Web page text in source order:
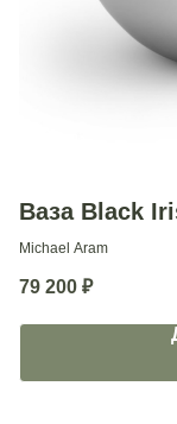
Ваза Black
Michael Aram
79 200 ₽
Санкт-